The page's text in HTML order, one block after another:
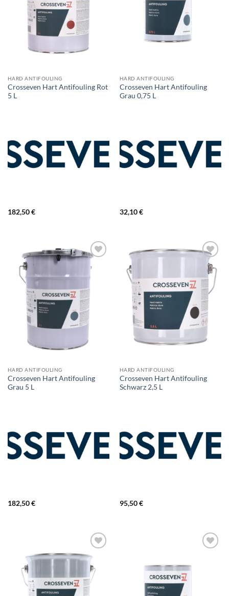
HARD ANTIFOULING
Crosseven Hart Antifouling Rot
5 L
182,50€
HARD ANTIFOULING
Crosseven Hart Antifouling
Grau 0,75 L
32,10€
HARD ANTIFOULING
Crosseven Hart Antifouling
Grau 5 L
182,50€
HARD ANTIFOULING
Crosseven Hart Antifouling
Schwarz 2,5 L
95,50€